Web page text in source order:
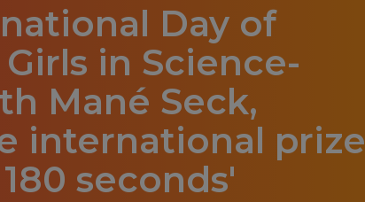
Day of
in Science-
Mané Seck,
international prize
seconds'